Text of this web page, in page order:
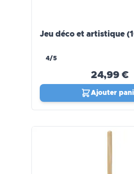
Jeu déco et artistique
4/5
24,99 €
Ajouter